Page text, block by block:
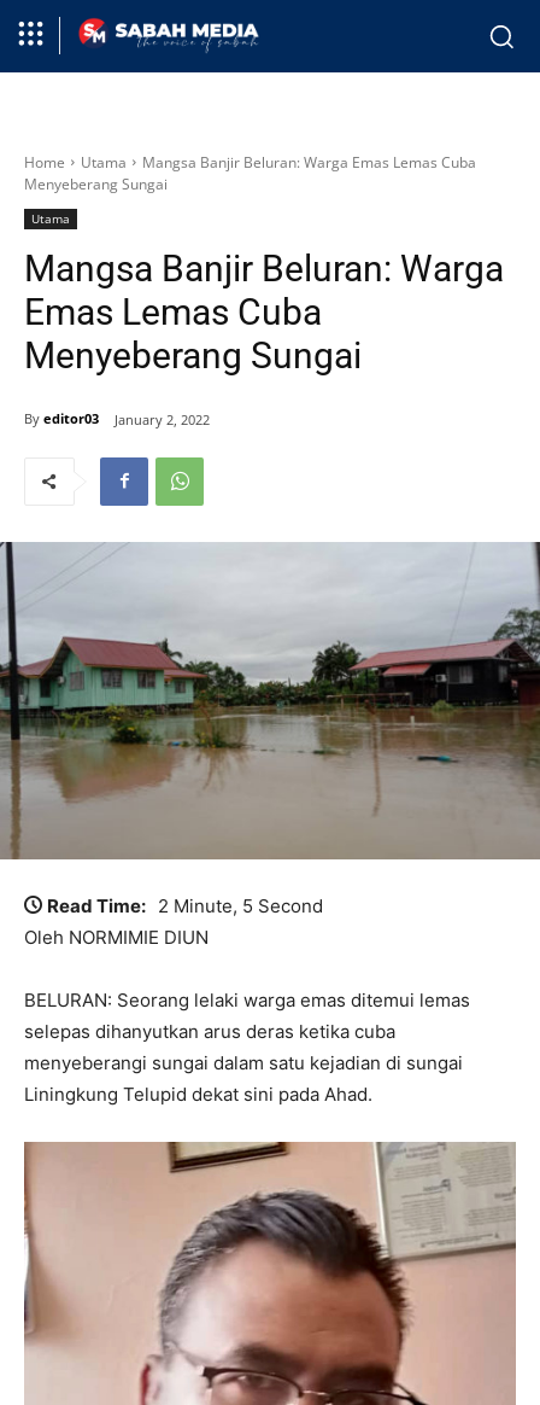
Home Utama
Mangsa Banjir Beluran: Warga Emas Lemas Cuba
Menyeberang Sungai
Utama
Mangsa Banjir Beluran: Warga
Emas Lemas Cuba
Menyeberang Sungai
By editor03 January 2, 2022
Read Time: 2 Minute, 5 Second
Oleh NORMIMIE DIUN
BELURAN: Seorang lelaki warga emas ditemui lemas
selepas dihanyutkan arus deras ketika cuba
menyeberangi sungai dalam satu kejadian di sungai
Liningkung Telupid dekat sini pada Ahad.